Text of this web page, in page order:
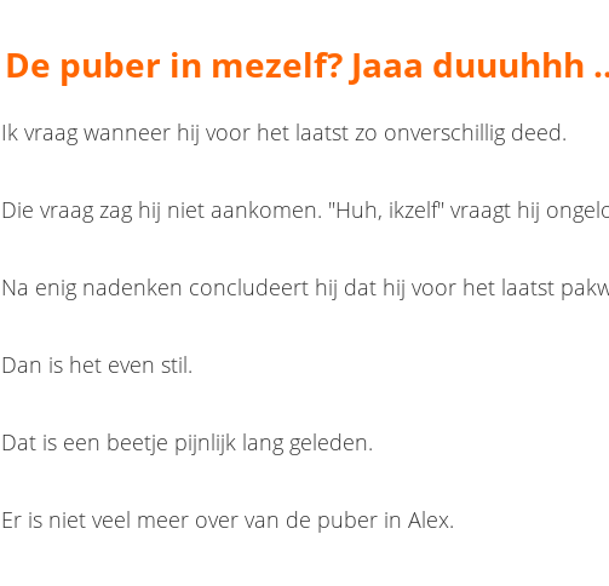
De puber in mezelf? Jaaa duuuhhh
Ik vraag wanneer hij voor het laatst zo onverschillig deed.
Die vraag zag hij niet aankomen. "Huh, ikzelf" vraagt hij
Na enig nadenken concludeert hij dat hij voor het laatst
Dan is het even stil.
Dat is een beetje pijnlijk lang geleden.
Er is niet veel meer over van de puber in Alex.